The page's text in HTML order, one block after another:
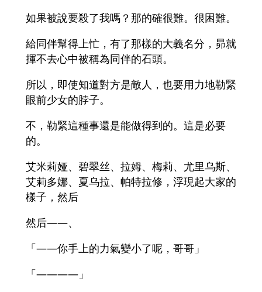
如果被說要殺了我嗎？那的確很難。很困難。
給同伴幫得上忙，有了那樣的大義名分，昴就
揮不去心中被稱為同伴的石頭。
所以，即使知道對方是敵人，也要用力地勒緊
眼前少女的脖子。
不，勒緊這種事還是能做得到的。這是必要
的。
艾米莉娅、碧翠丝、拉姆、梅莉、尤里乌斯、
艾莉多娜、夏乌拉、帕特拉修，浮現起大家的
樣子，然后
然后――、
「――你手上的力氣變小了呢，哥哥」
「――――」